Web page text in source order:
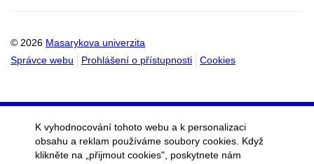
© 2026 Masarykova univerzita
Správce webu
Prohlášení o přístupnosti Cookies
K vyhodnocování tohoto webu a k personalizaci
obsahu a reklam používáme soubory cookies. Když
klikněte na „přijmout cookies", poskytnete nám